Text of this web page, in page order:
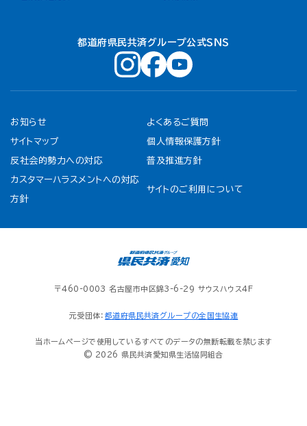
都道府県民共済グループ公式ＳＮＳ
お知らせ よくあるご質問
サイトマップ 個人情報保護方針
反社会的勢力への対応 普及推進方針
カスタマーハラスメントへの対応
方針
サイトのご利用について
〒460-0003 名古屋市中区錦3-6-29 サウスハウス4F
元受団体： 都道府県民共済グループの全国生協連
当ホームページで使用しているすべてのデータの無断転載を禁じます
© 2026 県民共済愛知県生活協同組合